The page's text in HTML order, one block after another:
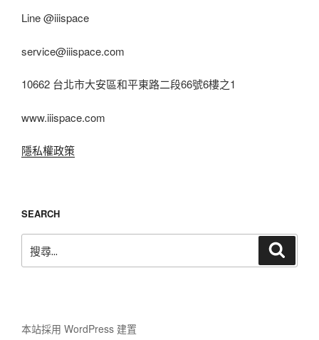
Line @iiispace
service@iiispace.com
10662 台北市大安區和平東路二段66號6樓之1
www.iiispace.com
隱私權政策
SEARCH
尋
本站採用 WordPress 建置